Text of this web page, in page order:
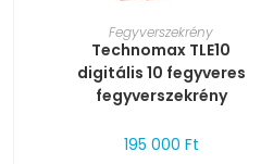
MÉRET VÁLASZTÁSA
Fegyverszekrény
Technomax TLE10
digitális 10 fegyveres
fegyverszekrény
195 000 Ft